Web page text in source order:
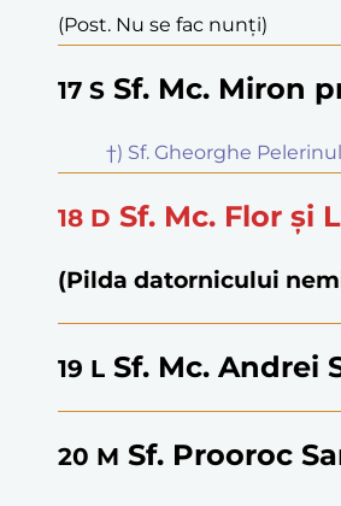
(Post. Nu se fac nunți)
17 S Sf. Mc. Miron
†) Sf. Gheorghe Pelerinul
18 D Sf. Mc. Flor și
(Pilda datornicului
19 L Sf. Mc. Andrei
20 M Sf. Prooroc